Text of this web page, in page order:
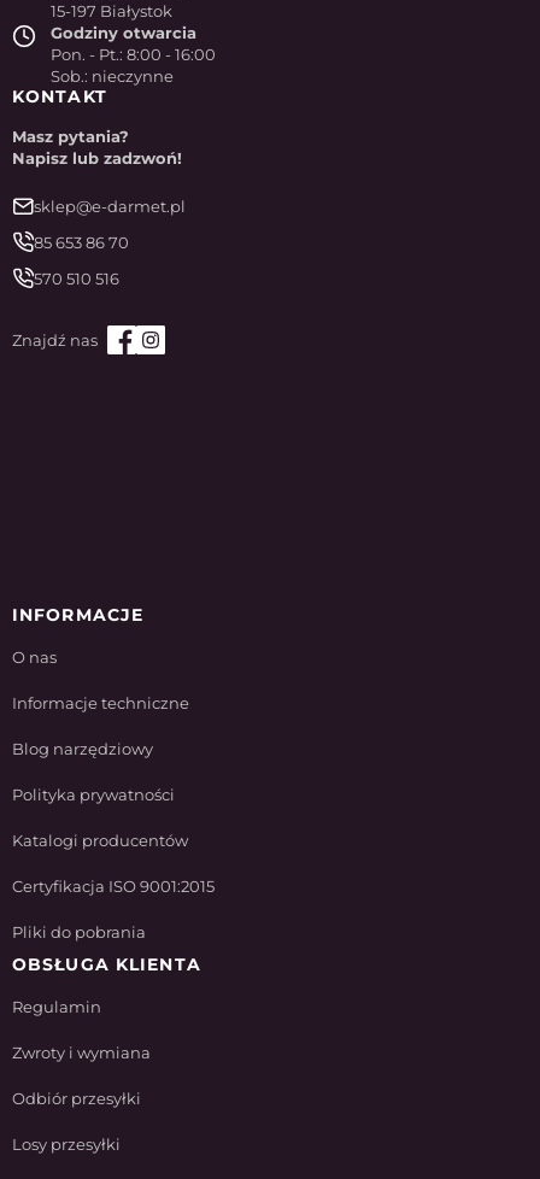
15-197 Białystok
Godziny otwarcia
Pon. - Pt.: 8:00 - 16:00
Sob.: nieczynne
KONTAKT
Masz pytania?
Napisz lub zadzwoń!
sklep@e-darmet.pl
85 653 86 70
570 510 516
INFORMACJE
O nas
Informacje techniczne
Blog narzędziowy
Polityka prywatności
Katalogi producentów
Certyfikacja ISO 9001:2015
Pliki do pobrania
OBSŁUGA KLIENTA
Regulamin
Zwroty i wymiana
Odbiór przesyłki
Losy przesyłki